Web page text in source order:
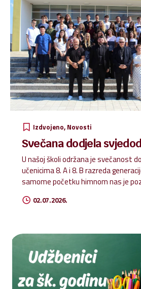
Izdvojeno Novosti
Svečana dodjela
U našoj školi održana je svečanost
učenicima 8. A i 8. B razreda
samome početku himnom nas je
blagoslova ravnatelj, don Roland Jelić
odabirom učenika generacije, a to je
Mihanović iz 8. A razreda.
uspješno završenom
Dragi naši učenici, kako je danas
budite svjetlo svijeta!
Mi smo tu
02.07.2026.